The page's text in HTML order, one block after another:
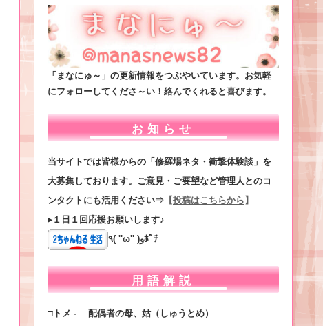
「まなにゅ～」の更新情報をつぶやいています。お気軽
にフォローしてくださ～い！絡んでくれると喜びます。
お知らせ
当サイトでは皆様からの「修羅場ネタ・衝撃体験談」を
大募集しております。ご意見・ご要望など管理人とのコ
ンタクトにも活用ください⇒ 【投稿はこちらから 】
▸１日１回応援お願いします♪
٩( ''ω'' )وﾎﾟﾁ
用語解説
□トメ - 配偶者の母、姑（しゅうとめ）